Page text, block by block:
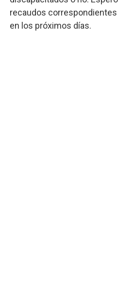
recaudos
en los próximos días.